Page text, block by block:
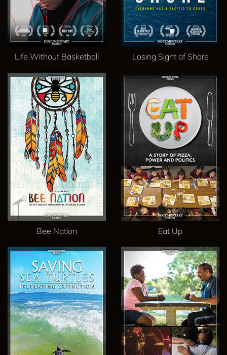
Life Without Basketball Losing Sight of Shore
Bee Nation Eat Up